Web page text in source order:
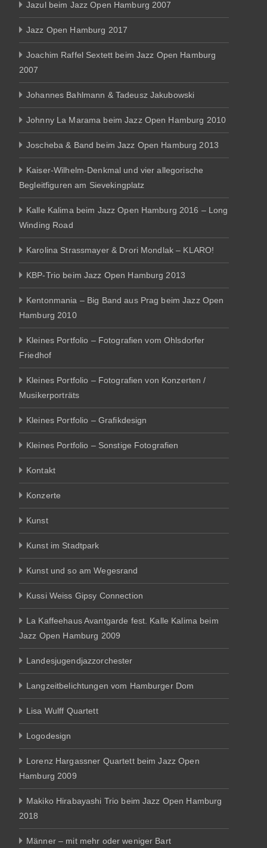
Jazul beim Jazz Open Hamburg 2007
Jazz Open Hamburg 2017
Joachim Raffel Sextett beim Jazz Open Hamburg
2007
Johannes Bahlmann & Tadeusz Jakubowski
Johnny La Marama beim Jazz Open Hamburg 2010
Joscheba & Band beim Jazz Open Hamburg 2013
Kaiser-Wilhelm-Denkmal und vier allegorische
Begleitfiguren am Sievekingplatz
Kalle Kalima beim Jazz Open Hamburg 2016 – Long
Winding Road
Karolina Strassmayer & Drori Mondlak – KLARO!
KBP-Trio beim Jazz Open Hamburg 2013
Kentonmania – Big Band aus Prag beim Jazz Open
Hamburg 2010
Kleines Portfolio – Fotografien vom Ohlsdorfer
Friedhof
Kleines Portfolio – Fotografien von Konzerten /
Musikerporträts
Kleines Portfolio – Grafikdesign
Kleines Portfolio – Sonstige Fotografien
Kontakt
Konzerte
Kunst
Kunst im Stadtpark
Kunst und so am Wegesrand
Kussi Weiss Gipsy Connection
La Kaffeehaus Avantgarde fest. Kalle Kalima beim
Jazz Open Hamburg 2009
Landesjugendjazzorchester
Langzeitbelichtungen vom Hamburger Dom
Lisa Wulff Quartett
Logodesign
Lorenz Hargassner Quartett beim Jazz Open
Hamburg 2009
Makiko Hirabayashi Trio beim Jazz Open Hamburg
2018
Männer – mit mehr oder weniger Bart